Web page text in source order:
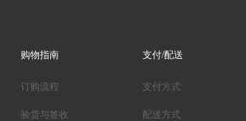
购物指南
订购流程
验货与签收
支付/配送
支付方式
配送方式